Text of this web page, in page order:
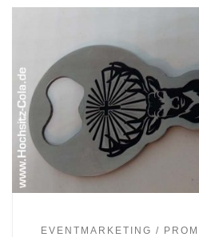
EVENTMARKETING /